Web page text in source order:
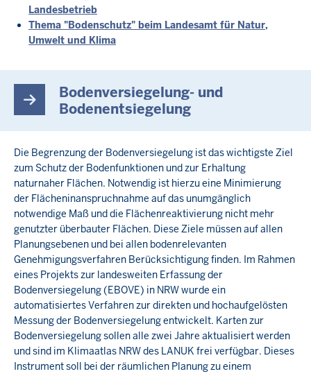
Landesbetrieb
Thema "Bodenschutz" beim Landesamt für Natur,
Umwelt und Klima
Bodenversiegelung- und
Bodenentsiegelung
Die Begrenzung der Bodenversiegelung ist das wichtigste Ziel
zum Schutz der Bodenfunktionen und zur Erhaltung
naturnaher Flächen. Notwendig ist hierzu eine Minimierung
der Flächeninanspruchnahme auf das unumgänglich
notwendige Maß und die Flächenreaktivierung nicht mehr
genutzter überbauter Flächen. Diese Ziele müssen auf allen
Planungsebenen und bei allen bodenrelevanten
Genehmigungsverfahren Berücksichtigung finden. Im Rahmen
eines Projekts zur landesweiten Erfassung der
Bodenversiegelung (EBOVE) in NRW wurde ein
automatisiertes Verfahren zur direkten und hochaufgelösten
Messung der Bodenversiegelung entwickelt. Karten zur
Bodenversiegelung sollen alle zwei Jahre aktualisiert werden
und sind im Klimaatlas NRW des LANUK frei verfügbar. Dieses
Instrument soll bei der räumlichen Planung zu einem